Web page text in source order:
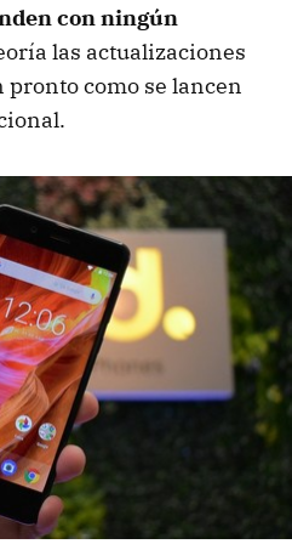
con ningún
las actualizaciones
como se lancen